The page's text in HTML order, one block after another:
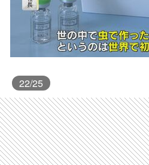
22/25